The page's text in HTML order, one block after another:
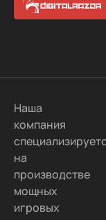
Наша
компания
на
производстве
мощных
игровых